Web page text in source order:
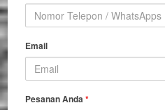
Email
Pesanan Anda*